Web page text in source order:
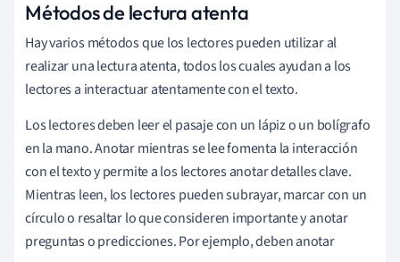
Métodos de lectura atenta
Hay varios métodos que los lectores pueden utilizar al
realizar una lectura atenta, todos los cuales ayudan a los
lectores a interactuar atentamente con el texto.
Los lectores deben leer el pasaje con un lápiz o un bolígrafo
en la mano. Anotar mientras se lee fomenta la interacción
con el texto y permite a los lectores anotar detalles clave.
Mientras leen, los lectores pueden subrayar, marcar con un
círculo o resaltar lo que consideren importante y anotar
preguntas o predicciones. Por ejemplo, deben anotar